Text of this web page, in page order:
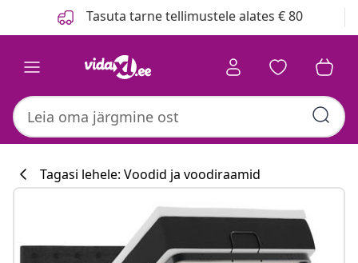
Tasuta tarne tellimustele alates € 80
Tagasi lehele: Voodid ja voodiraamid